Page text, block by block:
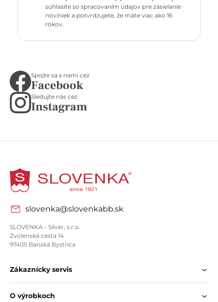
súhlasíte so spracovaním údajov pre zasielanie
noviniek a potvrdzujete, že máte viac ako 16
rokov.
Spojte sa s nami cez
Facebook
Sledujte nás cez
Instagram
slovenka@slovenkabb.sk
SLOVENKA - Silver, s.r.o.
Zvolenská cesta 14
97405 Banská Bystrica
Zákaznícky servis
O výrobkoch